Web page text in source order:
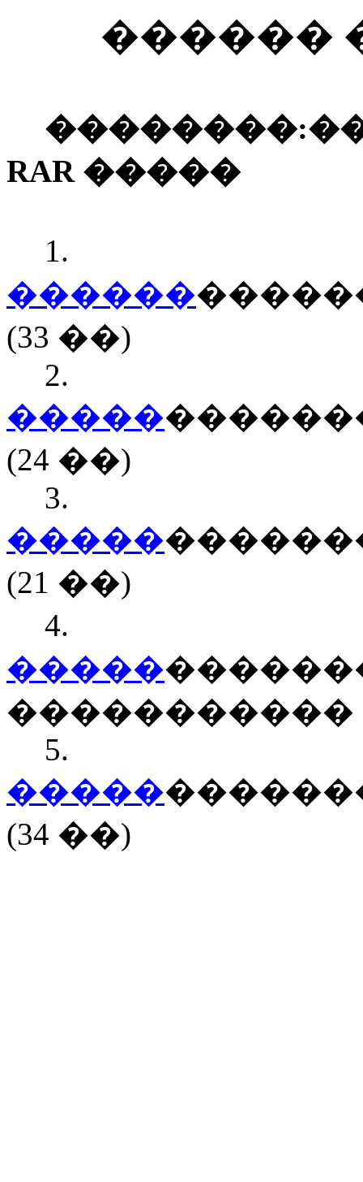
������
��������:
RAR �����
������
(33 ��)
2.
�����
(24 ��)
3.
�����
(21 ��)
�����
�����������
5.
�����
(34 ��)